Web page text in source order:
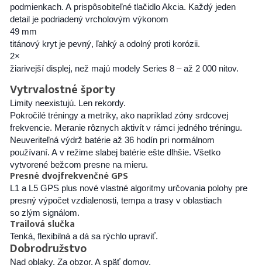
podmienkach. A prispôsobiteľné tlačidlo Akcia. Každý jeden
detail je podriadený vrcholovým výkonom
49 mm
titánový kryt je pevný, ľahký a odolný proti korózii.
2×
žiarivejší displej, než majú modely Series 8 – až 2 000 nitov.
Vytrvalostné športy
Limity neexistujú. Len rekordy.
Pokročilé tréningy a metriky, ako napríklad zóny srdcovej
frekvencie. Meranie rôznych aktivít v rámci jedného tréningu.
Neuveriteľná výdrž batérie až 36 hodín pri normálnom
používaní. A v režime slabej batérie ešte dlhšie. Všetko
vytvorené bežcom presne na mieru.
Presné dvojfrekvenčné GPS
L1 a L5 GPS plus nové vlastné algoritmy určovania polohy pre
presný výpočet vzdialenosti, tempa a trasy v oblastiach
so zlým signálom.
Trailová slučka
Tenká, flexibilná a dá sa rýchlo upraviť.
Dobrodružstvo
Nad oblaky. Za obzor. A späť domov.